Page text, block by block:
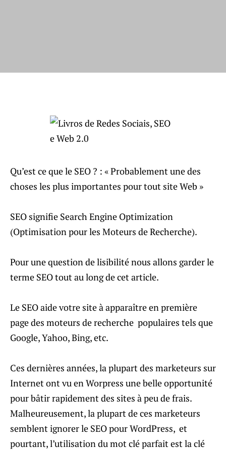
Qu’est ce que le SEO ? : « Probablement une des
choses les plus importantes pour tout site Web »
SEO signifie Search Engine Optimization
(Optimisation pour les Moteurs de Recherche).
Pour une question de lisibilité nous allons garder le
terme SEO tout au long de cet article.
Le SEO aide votre site à apparaître en première
page des moteurs de recherche populaires tels que
Google, Yahoo, Bing, etc.
Ces dernières années, la plupart des marketeurs sur
Internet ont vu en Worpress une belle opportunité
pour bâtir rapidement des sites à peu de frais.
Malheureusement, la plupart de ces marketeurs
semblent ignorer le SEO pour WordPress, et
pourtant, l’utilisation du mot clé parfait est la clé